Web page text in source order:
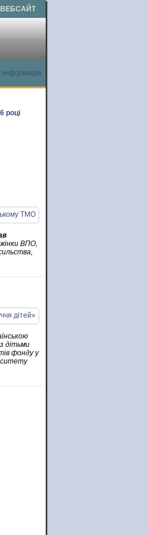
ВЕБСАЙТ
інформація
році
жінки ВПО,
дітьми
фонду у